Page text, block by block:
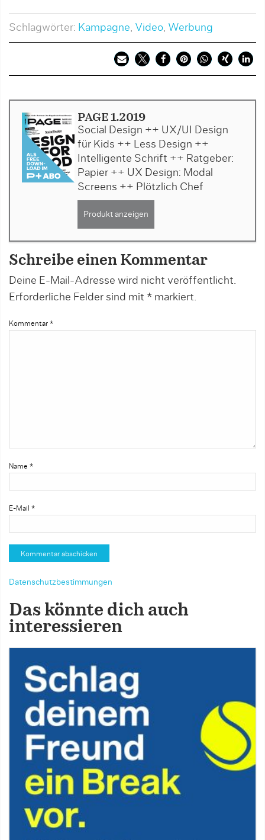
Schlagwörter: Kampagne, Video, Werbung
PAGE 1.2019
Social Design ++ UX/UI Design
für Kids ++ Less Design ++
Intelligente Schrift ++ Ratgeber:
Papier ++ UX Design: Modal
Screens ++ Plötzlich Chef
Produkt anzeigen
Schreibe einen Kommentar
Deine E-Mail-Adresse wird nicht veröffentlicht.
Erforderliche Felder sind mit * markiert.
Kommentar *
Name *
E-Mail *
Datenschutzbestimmungen
Das könnte dich auch
interessieren